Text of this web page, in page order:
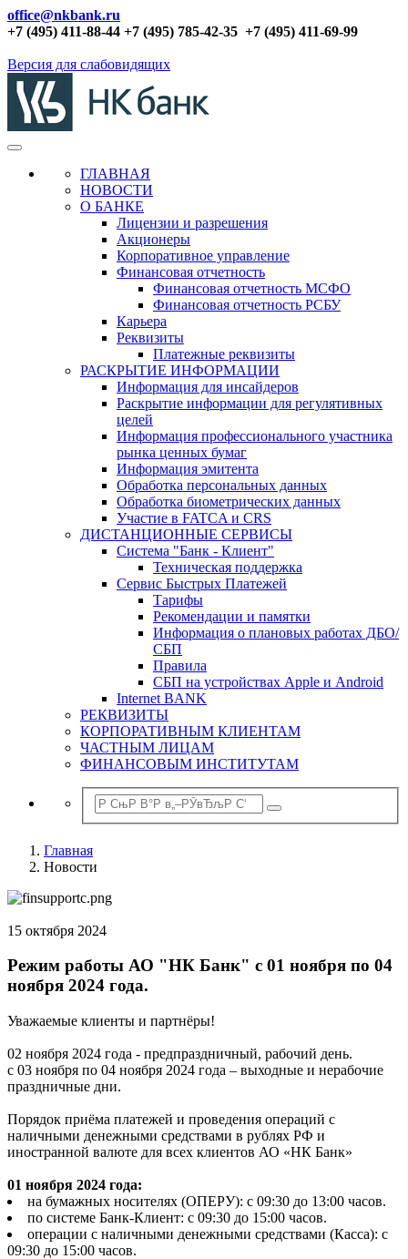
office@nkbank.ru
+7 (495) 411-88-44 +7 (495) 785-42-35 +7 (495) 411-69-99
Версия для слабовидящих
ГЛАВНАЯ
НОВОСТИ
О БАНКЕ
Лицензии и разрешения
Акционеры
Корпоративное управление
Финансовая отчетность
Финансовая отчетность МСФО
Финансовая отчетность РСБУ
Карьера
Реквизиты
Платежные реквизиты
РАСКРЫТИЕ ИНФОРМАЦИИ
Информация для инсайдеров
Раскрытие информации для регулятивных
целей
Информация профессионального участника
рынка ценных бумаг
Информация эмитента
Обработка персональных данных
Обработка биометрических данных
Участие в FATCA и CRS
ДИСТАНЦИОННЫЕ СЕРВИСЫ
Система "Банк - Клиент"
Техническая поддержка
Сервис Быстрых Платежей
Тарифы
Рекомендации и памятки
Информация о плановых работах ДБО/
СБП
Правила
СБП на устройствах Apple и Android
Internet BANK
РЕКВИЗИТЫ
КОРПОРАТИВНЫМ КЛИЕНТАМ
ЧАСТНЫМ ЛИЦАМ
ФИНАНСОВЫМ ИНСТИТУТАМ
Главная
Новости
15 октября 2024
Режим работы АО "НК Банк" с 01 ноября по 04
ноября 2024 года.
Уважаемые клиенты и партнёры!
02 ноября 2024 года - предпраздничный, рабочий день.
с 03 ноября по 04 ноября 2024 года – выходные и нерабочие
праздничные дни.
Порядок приёма платежей и проведения операций с
наличными денежными средствами в рублях РФ и
иностранной валюте для всех клиентов АО «НК Банк»
01 ноября 2024 года:
на бумажных носителях (ОПЕРУ): с 09:30 до 13:00 часов.
по системе Банк-Клиент: с 09:30 до 15:00 часов.
операции с наличными денежными средствами (Касса): с
09:30 до 15:00 часов.